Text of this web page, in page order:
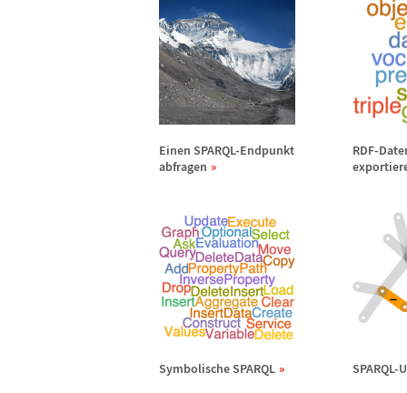
Einen SPARQL-Endpunkt
abfragen
RDF-
Symbolische SPARQL SPARQL-